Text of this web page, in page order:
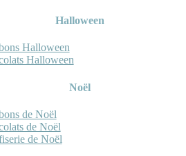
Halloween
Halloween
Halloween
Noël
de Noël
de Noël
de Noël